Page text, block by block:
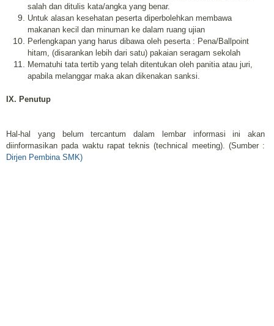
salah dan ditulis kata/angka yang benar.
Untuk alasan kesehatan peserta diperbolehkan membawa
makanan kecil dan minuman ke dalam ruang ujian
Perlengkapan yang harus dibawa oleh peserta : Pena/Ballpoint
hitam, (disarankan lebih dari satu) pakaian seragam sekolah
Mematuhi tata tertib yang telah ditentukan oleh panitia atau juri,
apabila melanggar maka akan dikenakan sanksi.
IX. Penutup
Hal-hal yang belum tercantum dalam lembar informasi ini akan
diinformasikan pada waktu rapat teknis (technical meeting). (Sumber :
Dirjen Pembina SMK)